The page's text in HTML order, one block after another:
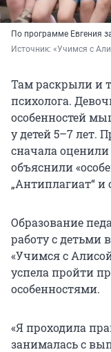
По программе Евгения
Источник: «Учимся с
Там раскрыли и
психолога.
особенностей
у детей 5–7 лет.
сначала оценили
объяснили
„Антиплагиат“
Образование
работу с детьми
«Учимся с
успела пройти
особенностями.
«Я проходила
занималась с